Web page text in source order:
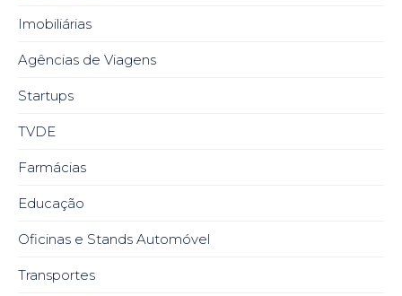
Imobiliárias
Agências de Viagens
Startups
TVDE
Farmácias
Educação
Oficinas e Stands Automóvel
Transportes